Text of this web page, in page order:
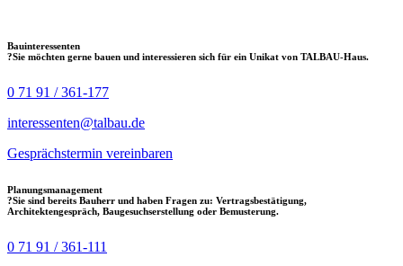
Bauinteressenten
?Sie möchten gerne bauen und interessieren sich für ein Unikat von TALBAU-Haus.
0 71 91 / 361-177
interessenten@talbau.de
Gesprächstermin vereinbaren
Planungsmanagement
?Sie sind bereits Bauherr und haben Fragen zu: Vertragsbestätigung,
Architektengespräch, Baugesuchserstellung oder Bemusterung.
0 71 91 / 361-111